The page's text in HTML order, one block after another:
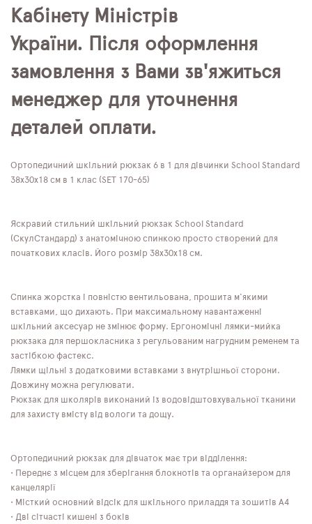
Кабінету Міністрів
України. Після оформлення
замовлення з Вами зв'яжиться
менеджер для уточнення
деталей оплати.
Ортопедичний шкільний рюкзак 6 в 1 для дівчинки School Standard
38х30х18 см в 1 клас (SET 170-65)
Яскравий стильний шкільний рюкзак School Standard
(СкулСтандард) з анатомічною спинкою просто створений для
початкових класів. Його розмір 38х30х18 см.
Спинка жорстка і повністю вентильована, прошита м'якими
вставками, що дихають. При максимальному навантаженні
шкільний аксесуар не змінює форму. Ергономічні лямки-мийка
рюкзака для першокласника з регульованим нагрудним ременем та
застібкою фастекс.
Лямки щільні з додатковими вставками з внутрішньої сторони.
Довжину можна регулювати.
Рюкзак для школярів виконаний із водовідштовхувальної тканини
для захисту вмісту від вологи та дощу.
Ортопедичний рюкзак для дівчаток має три відділення:
• Переднє з місцем для зберігання блокнотів та органайзером для
канцелярії
• Місткий основний відсік для шкільного приладдя та зошитів А4
• Дві сітчасті кишені з боків